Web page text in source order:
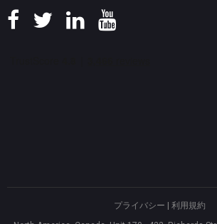
プライバシー
利用規約